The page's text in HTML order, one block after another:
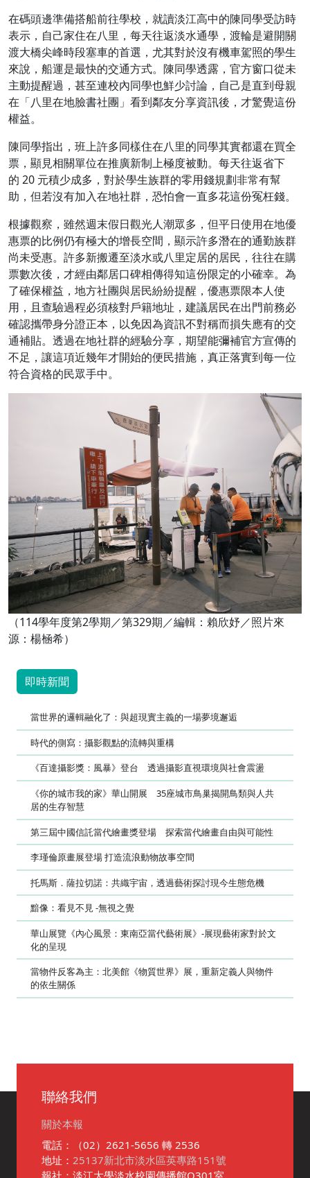
在碼頭邊準備搭船前往學校，就讀淡江高中的陳同學受訪時
表示，自己家住在八里，每天往返淡水通學，渡輪是避開關
渡大橋尖峰時段塞車的首選，尤其對於沒有機車駕照的學生
來說，船運是最快的交通方式。陳同學透露，官方窗口從未
主動提醒過，甚至連校內同學也鮮少討論，自己是直到母親
在「八里在地臉書社團」看到鄰友分享資訊後，才驚覺這份
權益。
陳同學指出，班上許多同樣住在八里的同學其實都還在買全
票，顯見相關單位在推廣新制上極度被動。每天往返省下
的 20 元積少成多，對於學生族群的零用錢規劃非常有幫
助，但若沒有加入在地社群，恐怕會一直多花這份冤枉錢。
根據觀察，雖然週末假日觀光人潮眾多，但平日使用在地優
惠票的比例仍有極大的增長空間，顯示許多潛在的通勤族群
尚未受惠。許多新搬遷至淡水或八里定居的居民，往往在購
票數次後，才經由鄰居口碑相傳得知這份限定的小確幸。為
了確保權益，地方社團與居民紛紛提醒，優惠票限本人使
用，且查驗過程必須核對戶籍地址，建議居民在出門前務必
確認攜帶身分證正本，以免因為資訊不對稱而損失應有的交
通補貼。透過在地社群的經驗分享，期望能彌補官方宣傳的
不足，讓這項近幾年才開始的便民措施，真正落實到每一位
符合資格的民眾手中。
（114學年度第2學期／第329期／編輯：賴欣妤／照片來
源：楊㮀希）
即時新聞
當世界的邏輯融化了：與超現實主義的一場夢境邂逅
時代的側寫：攝影觀點的流轉與重構
《百達攝影獎：風暴》登台 透過攝影直視環境與社會震盪
《你的城市我的家》華山開展 35座城市鳥巢揭開鳥類與人共
居的生存智慧
第三屆中國信託當代繪畫獎登場 探索當代繪畫自由與可能性
李瑾倫原畫展登場 打造流浪動物故事空間
托馬斯．薩拉切諾：共織宇宙，透過藝術探討現今生態危機
黯像：看見不見 -無視之覺
華山展覽《內心風景：東南亞當代藝術展》-展現藝術家對於文
化的呈現
當物件反客為主：北美館《物質世界》展，重新定義人與物件
的依生關係
聯絡我們
關於本報
電話：（02）2621-5656 轉 2536
地址： 25137新北市淡水區英專路151號